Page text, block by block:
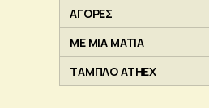
ΑΓΟΡΕΣ
ΜΕ ΜΙΑ ΜΑΤΙΑ
ΤΑΜΠΛΟ ATHEX